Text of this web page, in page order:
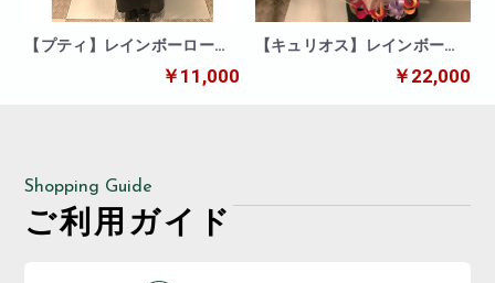
【プティ】レインボーローズ
￥11,000
【キュリオス】レインボーロ
￥22,000
Shopping Guide
ご利用ガイド